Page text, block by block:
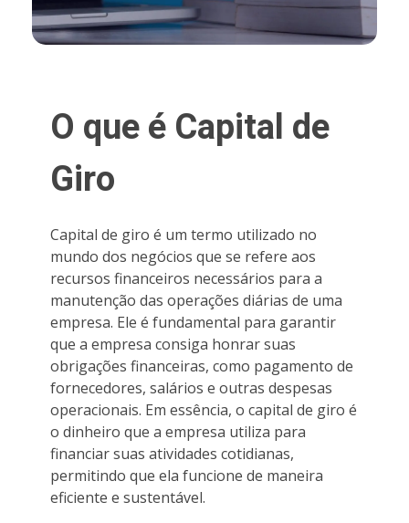
O que é Capital de
Giro
Capital de giro é um termo utilizado no
mundo dos negócios que se refere aos
recursos financeiros necessários para a
manutenção das operações diárias de uma
empresa. Ele é fundamental para garantir
que a empresa consiga honrar suas
obrigações financeiras, como pagamento de
fornecedores, salários e outras despesas
operacionais. Em essência, o capital de giro é
o dinheiro que a empresa utiliza para
financiar suas atividades cotidianas,
permitindo que ela funcione de maneira
eficiente e sustentável.